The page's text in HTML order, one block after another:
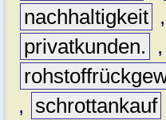
nachhaltigkeit ,
privatkunden.
,
,
schrottankauf